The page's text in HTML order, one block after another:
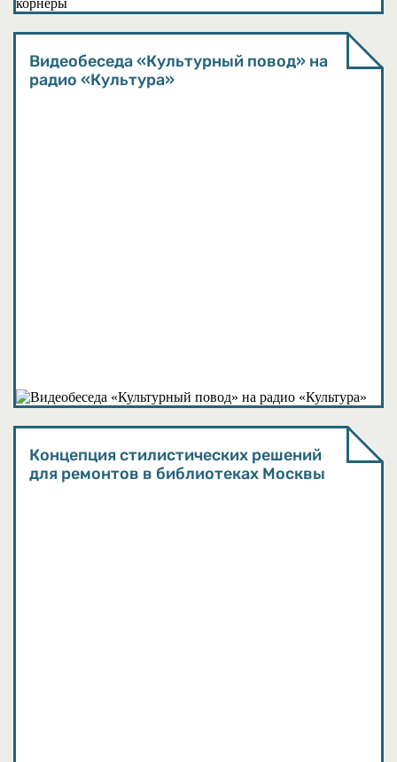
Видеобеседа «Культурный повод» на
радио «Культура»
Концепция стилистических решений
для ремонтов в библиотеках Москвы